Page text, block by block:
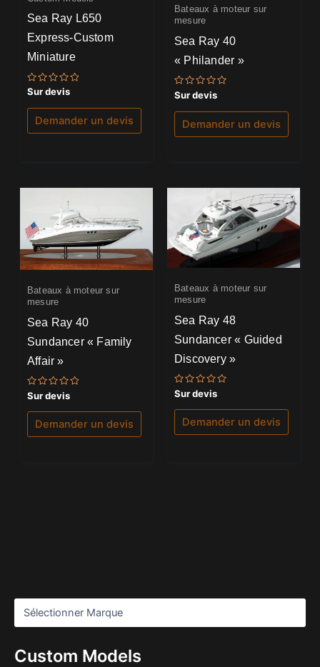
Custom Models
Sea Ray L650
Express-Custom
Miniature
Note
0
sur
Sur devis
Demander un devis
Bateaux à moteur sur
mesure
Sea Ray 40
« Philander »
Note
0
sur
Sur devis
Demander un devis
Bateaux à moteur sur
mesure
Sea Ray 40
Sundancer « Family
Affair »
Note
0
sur
Sur devis
Demander un devis
Bateaux à moteur sur
mesure
Sea Ray 48
Sundancer « Guided
Discovery »
Note
0
sur
Sur devis
Demander un devis